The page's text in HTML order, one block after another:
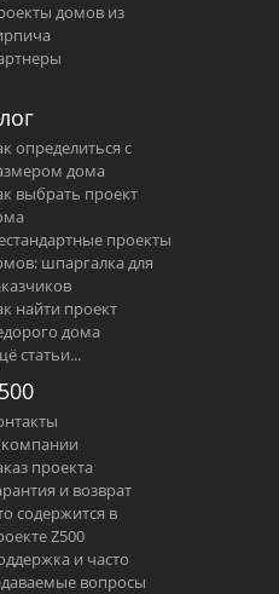
домов из
определиться с
дома
выбрать проект
проекты
шпаргалка для
найти проект
дома
статьи...
проекта
и возврат
содержится в
Z500
и часто
вопросы